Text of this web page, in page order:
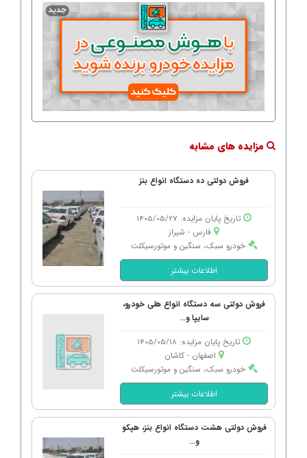
مزایده های مشابه
فروش دولتی ده دستگاه انواع بنز
تاریخ پایان مزایده: 1405/05/27
فارس - شیراز
خودرو سبک، سنگین و موتورسیکلت
اطلاعات بیشتر
فروش دولتی سه دستگاه انواع هلی خودرو،
سایپا و...
تاریخ پایان مزایده: 1405/05/18
اصفهان - كاشان
خودرو سبک، سنگین و موتورسیکلت
اطلاعات بیشتر
فروش دولتی هشت دستگاه انواع بنز، هپکو
و...